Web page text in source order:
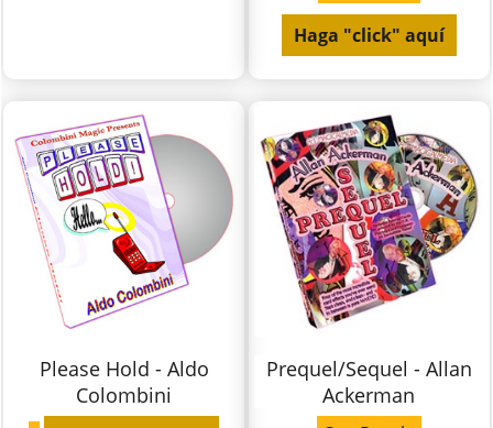
Haga "click" aquí
Please Hold - Aldo
Colombini
Prequel/Sequel - Allan
Ackerman